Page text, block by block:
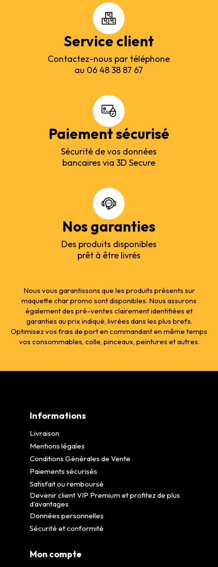
Service client
Contactez-nous par téléphone
au 06 48 38 87 67
Paiement sécurisé
Sécurité de vos données
bancaires via 3D Secure
Nos garanties
Des produits disponibles
prêt à être livrés
Nous vous garantissons que les produits présents sur
maquette char promo sont disponibles. Nous assurons
également des pré-ventes clairement identifiées et
garanties au prix indiqué, livrées dans les plus brefs.
Optimisez vos frais de port en commandant en même temps
vos consommables, colle, pinceaux, peintures et autres.
Informations
Livraison
Mentions légales
Conditions Générales de Vente
Paiements sécurisés
Satisfait ou remboursé
Devenir client VIP Premium et profitez de plus
d’avantages
Données personnelles
Sécurité et conformité
Mon compte